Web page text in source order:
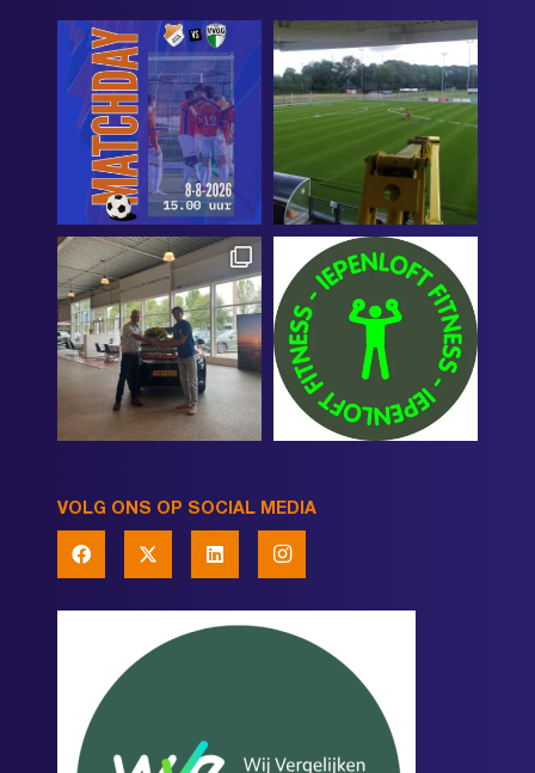
VOLG ONS OP SOCIAL MEDIA